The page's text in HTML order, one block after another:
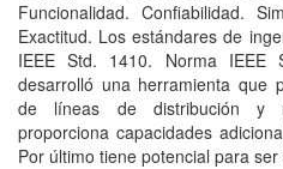
Funcionalidad. Confiabilidad.
Exactitud. Los estándares de
IEEE Std. 1410. Norma IEEE
desarrolló una herramienta que
de líneas de distribución y
proporciona capacidades
Por último tiene potencial para